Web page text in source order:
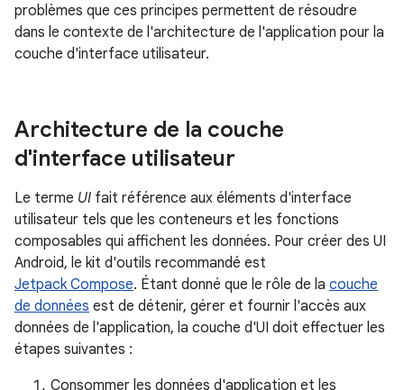
problèmes que ces principes permettent de résoudre
dans le contexte de l'architecture de l'application pour la
couche d'interface utilisateur.
Architecture de la couche
d'interface utilisateur
Le terme UI fait référence aux éléments d'interface
utilisateur tels que les conteneurs et les fonctions
composables qui affichent les données. Pour créer des UI
Android, le kit d'outils recommandé est
Jetpack Compose. Étant donné que le rôle de la couche
de données est de détenir, gérer et fournir l'accès aux
données de l'application, la couche d'UI doit effectuer les
étapes suivantes :
Consommer les données d'application et les